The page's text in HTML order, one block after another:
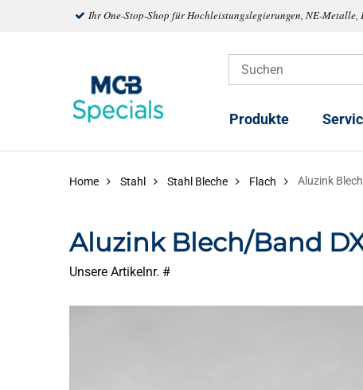
Ihr One-Stop-Shop für Hochleistungslegierungen, NE-
Produkte
Home Stahl Stahl Bleche Flach Aluzink
Aluzink Blech/Band
Unsere Artikelnr. #